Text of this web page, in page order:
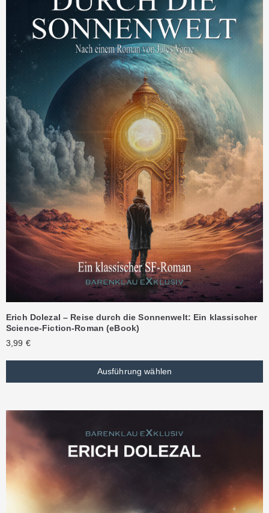
Erich Dolezal – Reise durch die Sonnenwelt: Ein klassischer
Science-Fiction-Roman (eBook)
3,99 €
Ausführung wählen